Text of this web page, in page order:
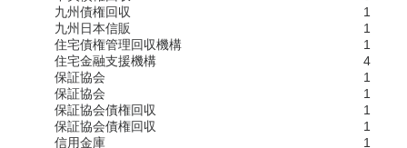
九州債権回収
1
九州日本信販
1
住宅債権管理回収機構
1
住宅金融支援機構
4
保証協会
1
保証協会
1
保証協会債権回収
1
保証協会債権回収
1
信用金庫
1